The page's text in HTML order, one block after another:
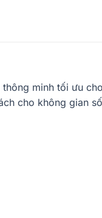
minh tối ưu
cho không gian